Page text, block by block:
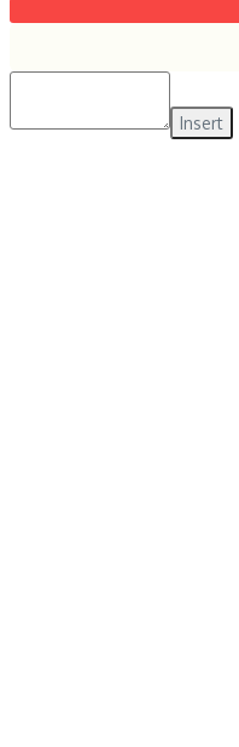
Insert